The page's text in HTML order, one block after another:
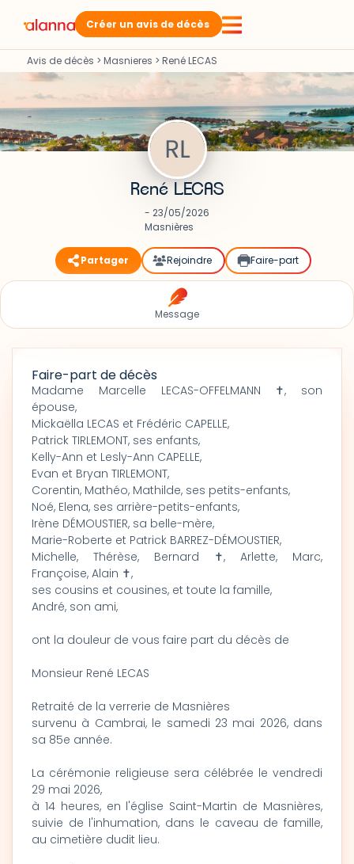
Créer un avis de décès
Avis de décès > Masnieres > René LECAS
René LECAS
- 23/05/2026
Masnières
Partager Rejoindre Faire-part
Message
Faire-part de décès
Madame Marcelle LECAS-OFFELMANN ✝, son
épouse,
Mickaëlla LECAS et Frédéric CAPELLE,
Patrick TIRLEMONT, ses enfants,
Kelly-Ann et Lesly-Ann CAPELLE,
Evan et Bryan TIRLEMONT,
Corentin, Mathéo, Mathilde, ses petits-enfants,
Noé, Elena, ses arrière-petits-enfants,
Irène DÉMOUSTIER, sa belle-mère,
Marie-Roberte et Patrick BARREZ-DÉMOUSTIER,
Michelle, Thérèse, Bernard ✝, Arlette, Marc,
Françoise, Alain ✝,
ses cousins et cousines, et toute la famille,
André, son ami,
ont la douleur de vous faire part du décès de
Monsieur René LECAS
Retraité de la verrerie de Masnières
survenu à Cambrai, le samedi 23 mai 2026, dans
sa 85e année.
La cérémonie religieuse sera célébrée le vendredi
29 mai 2026,
à 14 heures, en l'église Saint-Martin de Masnières,
suivie de l'inhumation, dans le caveau de famille,
au cimetière dudit lieu.